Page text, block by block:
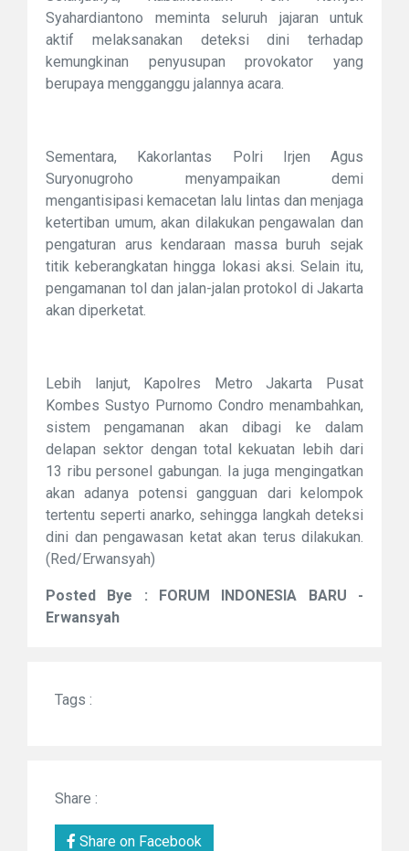
Syahardiantono meminta seluruh jajaran untuk
aktif melaksanakan deteksi dini terhadap
kemungkinan penyusupan provokator yang
berupaya mengganggu jalannya acara.
Sementara, Kakorlantas Polri Irjen Agus
Suryonugroho menyampaikan demi
mengantisipasi kemacetan lalu lintas dan menjaga
ketertiban umum, akan dilakukan pengawalan dan
pengaturan arus kendaraan massa buruh sejak
titik keberangkatan hingga lokasi aksi. Selain itu,
pengamanan tol dan jalan-jalan protokol di Jakarta
akan diperketat.
Lebih lanjut, Kapolres Metro Jakarta Pusat
Kombes Sustyo Purnomo Condro menambahkan,
sistem pengamanan akan dibagi ke dalam
delapan sektor dengan total kekuatan lebih dari
13 ribu personel gabungan. Ia juga mengingatkan
akan adanya potensi gangguan dari kelompok
tertentu seperti anarko, sehingga langkah deteksi
dini dan pengawasan ketat akan terus dilakukan.
(Red/Erwansyah)
Posted Bye : FORUM INDONESIA BARU -
Erwansyah
Tags :
Share :
Share on Facebook